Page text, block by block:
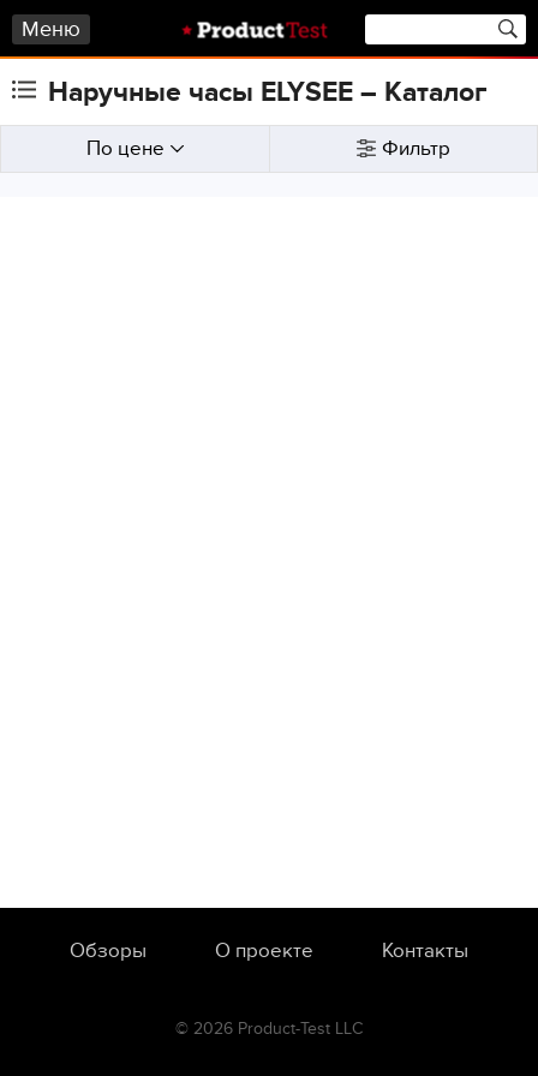
Меню
Наручные часы ELYSEE – Каталог
По цене Фильтр
Обзоры О проекте Контакты
© 2026 Product-Test LLC